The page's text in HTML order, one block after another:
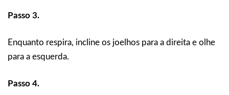
Passo 3.
Enquanto respira, incline os joelhos para a direita e olhe
para a esquerda.
Passo 4.